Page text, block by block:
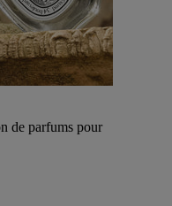
de parfums pour